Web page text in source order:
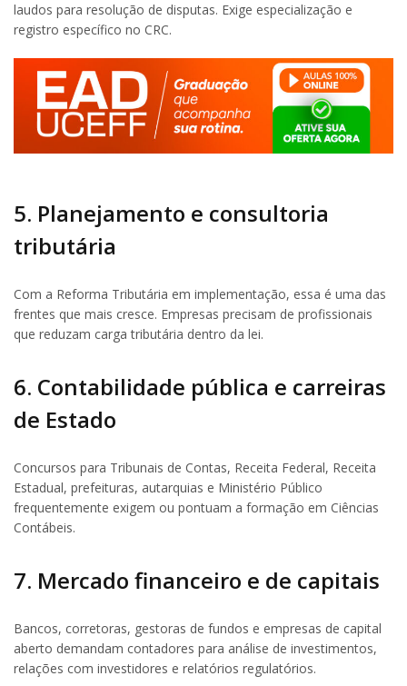
laudos para resolução de disputas. Exige especialização e
registro específico no CRC.
5. Planejamento e consultoria
tributária
Com a Reforma Tributária em implementação, essa é uma das
frentes que mais cresce. Empresas precisam de profissionais
que reduzam carga tributária dentro da lei.
6. Contabilidade pública e carreiras
de Estado
Concursos para Tribunais de Contas, Receita Federal, Receita
Estadual, prefeituras, autarquias e Ministério Público
frequentemente exigem ou pontuam a formação em Ciências
Contábeis.
7. Mercado financeiro e de capitais
Bancos, corretoras, gestoras de fundos e empresas de capital
aberto demandam contadores para análise de investimentos,
relações com investidores e relatórios regulatórios.